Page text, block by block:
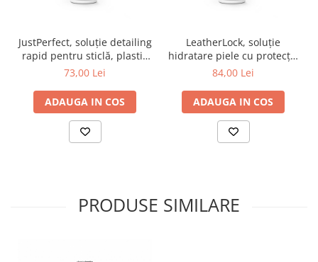
JustPerfect, soluție detailing
rapid pentru sticlă, plastic
și suprafețe vopsite, 500 ml.
73,00 Lei
ADAUGA IN COS
LeatherLock, soluție
hidratare piele cu protecție
UV, 500 ml.
84,00 Lei
ADAUGA IN COS
PRODUSE SIMILARE